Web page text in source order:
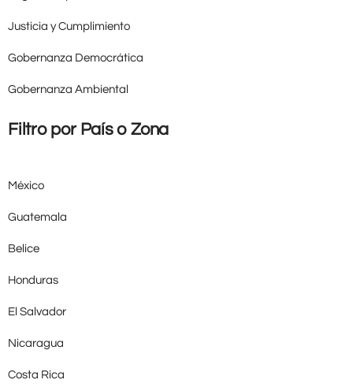
Justicia y Cumplimiento
Gobernanza Democrática
Gobernanza Ambiental
Filtro por País o Zona
México
Guatemala
Belice
Honduras
El Salvador
Nicaragua
Costa Rica